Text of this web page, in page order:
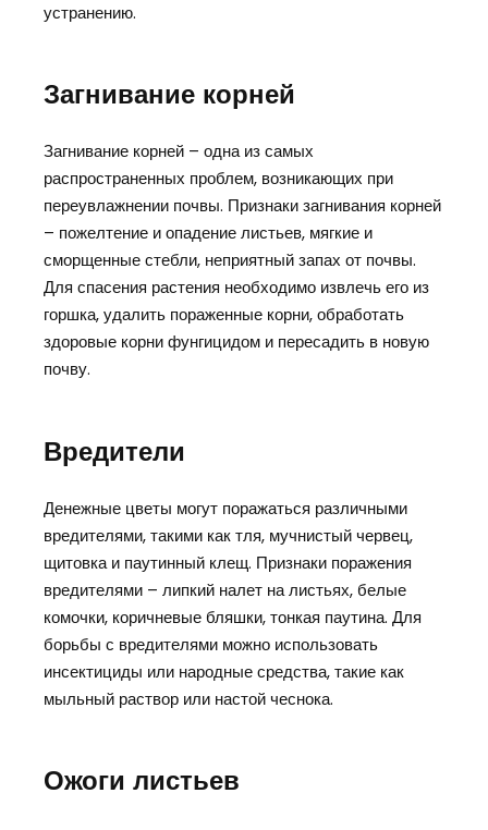
устранению.
Загнивание корней
Загнивание корней – одна из самых
распространенных проблем, возникающих при
переувлажнении почвы. Признаки загнивания корней
– пожелтение и опадение листьев, мягкие и
сморщенные стебли, неприятный запах от почвы.
Для спасения растения необходимо извлечь его из
горшка, удалить пораженные корни, обработать
здоровые корни фунгицидом и пересадить в новую
почву.
Вредители
Денежные цветы могут поражаться различными
вредителями, такими как тля, мучнистый червец,
щитовка и паутинный клещ. Признаки поражения
вредителями – липкий налет на листьях, белые
комочки, коричневые бляшки, тонкая паутина. Для
борьбы с вредителями можно использовать
инсектициды или народные средства, такие как
мыльный раствор или настой чеснока.
Ожоги листьев